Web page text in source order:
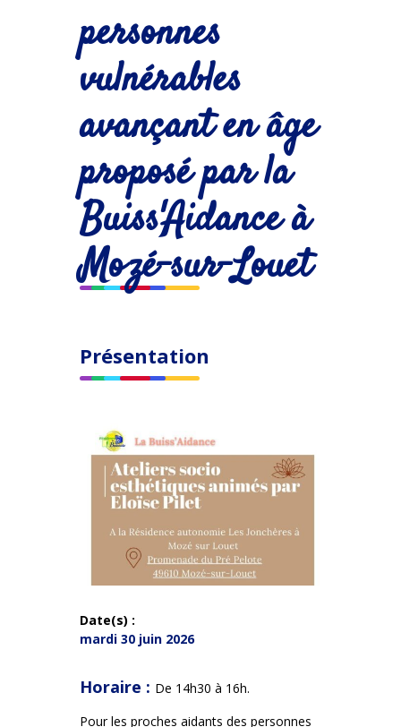
personnes
vulnérables
avançant en âge
proposé par la
Buiss'Aidance à
Mozé-sur-Louet
Présentation
Date(s) :
mardi 30 juin 2026
Horaire : De 14h30 à 16h.
Pour les proches aidants des personnes